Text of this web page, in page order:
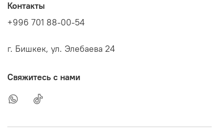
Контакты
+996 701 88-00-54
г. Бишкек, ул. Элебаева 24
Свяжитесь с нами